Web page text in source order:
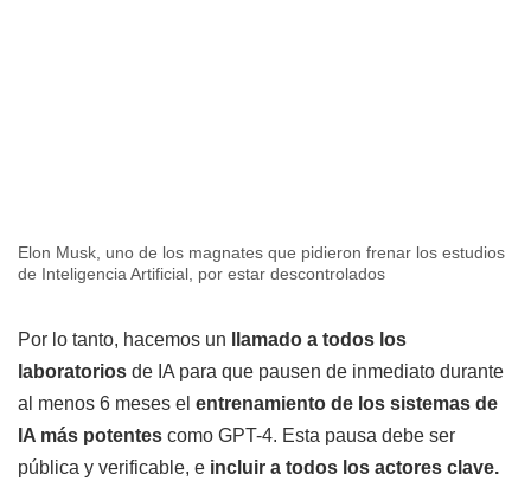
Elon Musk, uno de los magnates que pidieron frenar los estudios
de Inteligencia Artificial, por estar descontrolados
Por lo tanto, hacemos un
llamado a todos los
laboratorios de IA para que pausen de inmediato durante
al menos 6 meses el entrenamiento de los sistemas de
IA más potentes como GPT-4. Esta pausa debe ser
pública y verificable, e incluir a todos los actores clave.